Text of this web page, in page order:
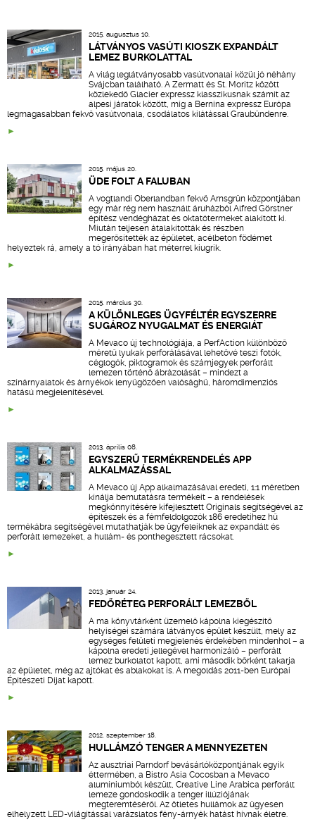
2015. augusztus 10.
LÁTVÁNYOS VASÚTI KIOSZK EXPANDÁLT
LEMEZ BURKOLATTAL
A világ leglátványosabb vasútvonalai közül jó néhány
Svájcban található. A Zermatt és St. Moritz között
közlekedő Glacier expressz klasszikusnak számít az
alpesi járatok között, míg a Bernina expressz Európa
legmagasabban fekvő vasútvonala, csodálatos kilátással Graubündenre.
2015. május 20.
ÜDE FOLT A FALUBAN
A vogtlandi Oberlandban fekvő Arnsgrün központjában
egy már rég nem használt áruházból Alfred Görstner
építész vendégházat és oktatótermeket alakított ki.
Miután teljesen átalakították és részben
megerősítették az épületet, acélbeton födémet
helyeztek rá, amely a tó irányában hat méterrel kiugrik.
2015. március 30.
A KÜLÖNLEGES ÜGYFÉLTÉR EGYSZERRE
SUGÁROZ NYUGALMAT ÉS ENERGIÁT
A Mevaco új technológiája, a PerfAction különböző
méretű lyukak perforálásával lehetővé teszi fotók,
céglogók, piktogramok és számjegyek perforált
lemezen történő ábrázolását – mindezt a
színárnyalatok és árnyékok lenyűgözően valósághű, háromdimenziós
hatású megjelenítésével.
2013. április 08.
EGYSZERŰ TERMÉKRENDELÉS APP
ALKALMAZÁSSAL
A Mevaco új App alkalmazásával eredeti, 1:1 méretben
kínálja bemutatásra termékeit – a rendelések
megkönnyítésére kifejlesztett Originals segítségével az
építészek és a fémfeldolgozók 186 eredetihez hű
termékábra segítségével mutathatják be ügyfeleiknek az expandált és
perforált lemezeket, a hullám- és ponthegesztett rácsokat.
2013. január 24.
FEDŐRÉTEG PERFORÁLT LEMEZBŐL
A ma könyvtárként üzemelő kápolna kiegészítő
helyiségei számára látványos épület készült, mely az
egységes felületi megjelenés érdekében mindenhol – a
kápolna eredeti jellegével harmonizáló – perforált
lemez burkolatot kapott, ami második bőrként takarja
az épületet, még az ajtókat és ablakokat is. A megoldás 2011-ben Európai
Építészeti Díjat kapott.
2012. szeptember 18.
HULLÁMZÓ TENGER A MENNYEZETEN
Az ausztriai Parndorf bevásárlóközpontjának egyik
éttermében, a Bistro Asia Cocosban a Mevaco
alumíniumból készült, Creative Line Arabica perforált
lemeze gondoskodik a tenger illúziójának
megteremtéséről. Az ötletes hullámok az ügyesen
elhelyzett LED-világítással varázslatos fény-árnyék hatást hívnak életre.